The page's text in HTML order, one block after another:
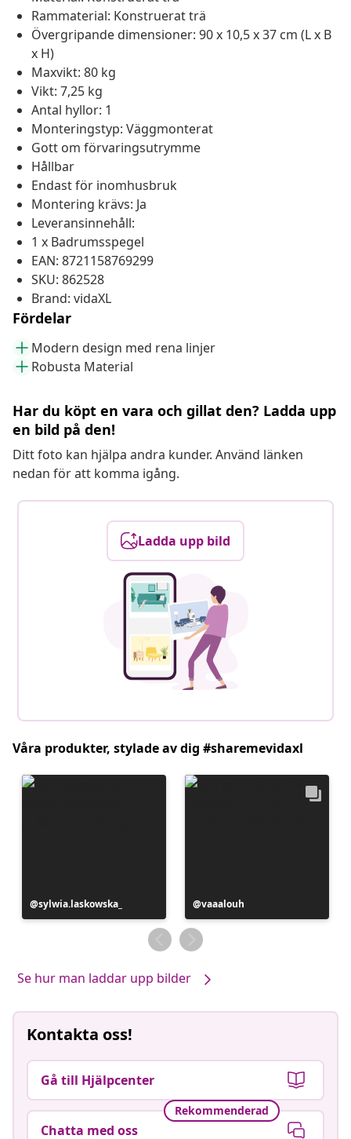
Rammaterial: Konstruerat trä
Övergripande dimensioner: 90 x 10,5 x 37 cm (L x B
x H)
Maxvikt: 80 kg
Vikt: 7,25 kg
Antal hyllor: 1
Monteringstyp: Väggmonterat
Gott om förvaringsutrymme
Hållbar
Endast för inomhusbruk
Montering krävs: Ja
Leveransinnehåll:
1 x Badrumsspegel
EAN: 8721158769299
SKU: 862528
Brand: vidaXL
Fördelar
Modern design med rena linjer
Robusta Material
Har du köpt en vara och gillat den? Ladda upp
en bild på den!
Ditt foto kan hjälpa andra kunder. Använd länken
nedan för att komma igång.
Ladda upp bild
Våra produkter, stylade av dig #sharemevidaxl
Inlägg
publicerat
sylwia.laskowska_
Inlägg
publicerat
av
vaaalouh
Se hur man laddar upp bilder
Kontakta oss!
Gå till Hjälpcenter
Rekommenderad
Chatta med oss